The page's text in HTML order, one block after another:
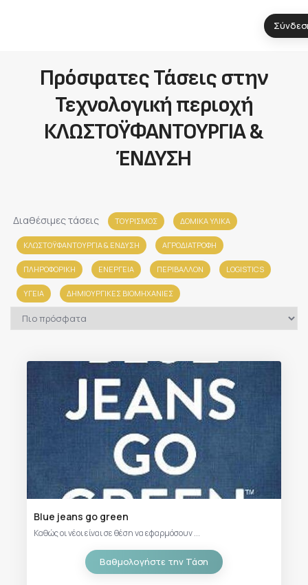
Πρόσφατες Τάσεις στην
Τεχνολογική περιοχή
ΚΛΩΣΤΟΫΦΑΝΤΟΥΡΓΙΑ &
ΈΝΔΥΣΗ
Διαθέσιμες τάσεις ΤΟΥΡΙΣΜΟΣ ΔΟΜΙΚΑ ΥΛΙΚΑ
ΚΛΩΣΤΟΫΦΑΝΤΟΥΡΓΙΑ & ΈΝΔΥΣΗ ΑΓΡΟΔΙΑΤΡΟΦΗ
ΠΛΗΡΟΦΟΡΙΚΗ ΕΝΕΡΓΕΙΑ ΠΕΡΙΒΑΛΛΟΝ LOGISTICS
ΥΓΕΙΑ ΔΗΜΙΟΥΡΓΙΚΕΣ ΒΙΟΜΗΧΑΝΙΕΣ
Blue jeans go green
Καθώς οι νέοι είναι σε θέση να εφαρμόσουν ...
Βαθμολογήστε την Τάση